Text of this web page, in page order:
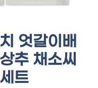
엇갈이배
추 채소씨
트